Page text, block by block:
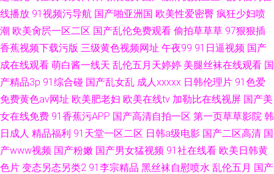
线播放 91视频污导航 国产啪亚洲国 欧美性爱密臀 疯狂少妇喷
潮 欧美肏屄一区二区 国产乱伦免费观看 偷拍草草草 97狠狠插
香蕉视频下载污版 三级黄色视频网址 午夜99 91日逼视频 国产
成在线观看 萌白酱一线天 乱伦五月天婷婷 美腿丝袜在线观看 国
产精品3p 91综合碰 国产乱女乱 成人xxxxx 日韩伦理片 91色爱
免费黄色av网址 欧美肥老妇 欧美在线tv 加勒比在线视屏 国产美
女在线免费 91香蕉污APP 国产高清自拍一区 第一页草草影院 韩
日成人 精品福利 91天堂一区二区 日韩a级电影 国产二区高清 国
产www视频 国产粉嫩 国产男女猛视频 91社在线看 欧美日韩黄
色片 变态另态另类2 91李宗精品 黑丝袜自慰喷水 乱伦五月 国产